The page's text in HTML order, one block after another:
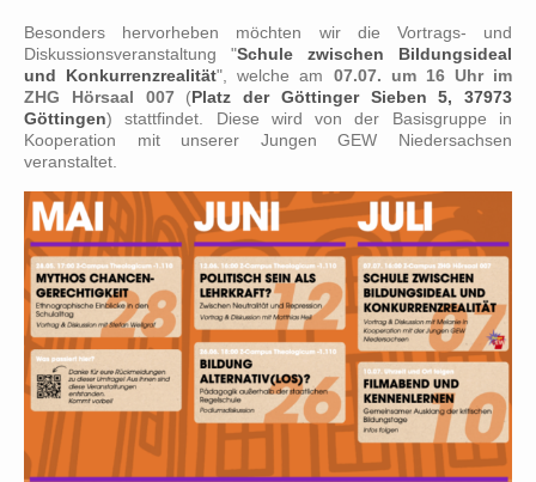
Besonders hervorheben möchten wir die Vortrags- und
Diskussionsveranstaltung "Schule zwischen Bildungsideal
und Konkurrenzrealität", welche am 07.07. um 16 Uhr im
ZHG Hörsaal 007(Platz der Göttinger Sieben 5, 37973
Göttingen) stattfindet. Diese wird von der Basisgruppe in
Kooperation mit unserer Jungen GEW Niedersachsen
veranstaltet.